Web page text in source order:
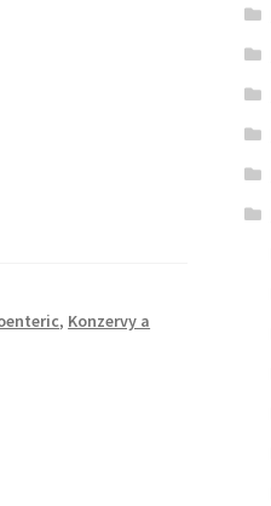
, Konzervy a